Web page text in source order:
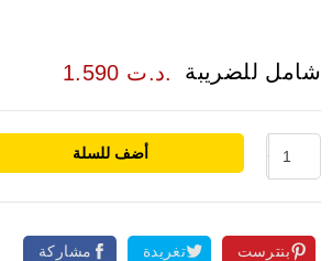
1.590 د.ت. شامل للضريبة
أضف للسلة
مشاركة تغريدة بنترست